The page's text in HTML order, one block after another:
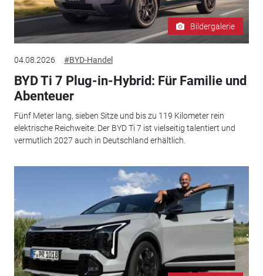
Bildergalerie
04.08.2026 #BYD-Handel
BYD Ti 7 Plug-in-Hybrid: Für Familie und
Abenteuer
Fünf Meter lang, sieben Sitze und bis zu 119 Kilometer rein
elektrische Reichweite: Der BYD Ti 7 ist vielseitig talentiert und
vermutlich 2027 auch in Deutschland erhältlich.